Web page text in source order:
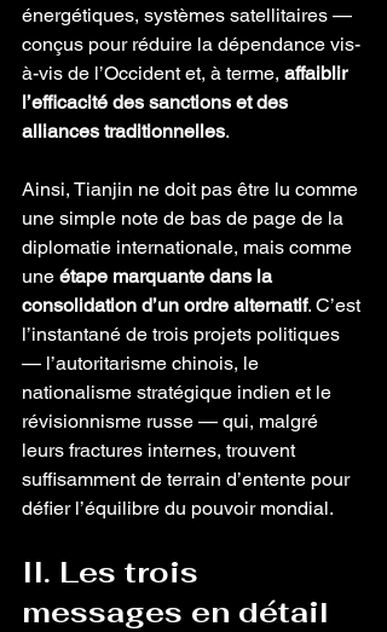
énergétiques, systèmes satellitaires —
conçus pour réduire la dépendance vis-
à-vis de l’Occident et, à terme, affaiblir
l’efficacité des sanctions et des
alliances traditionnelles.
Ainsi, Tianjin ne doit pas être lu comme
une simple note de bas de page de la
diplomatie internationale, mais comme
une étape marquante dans la
consolidation d’un ordre alternatif. C’est
l’instantané de trois projets politiques
— l’autoritarisme chinois, le
nationalisme stratégique indien et le
révisionnisme russe — qui, malgré
leurs fractures internes, trouvent
suffisamment de terrain d’entente pour
défier l’équilibre du pouvoir mondial.
II. Les trois
messages en détail